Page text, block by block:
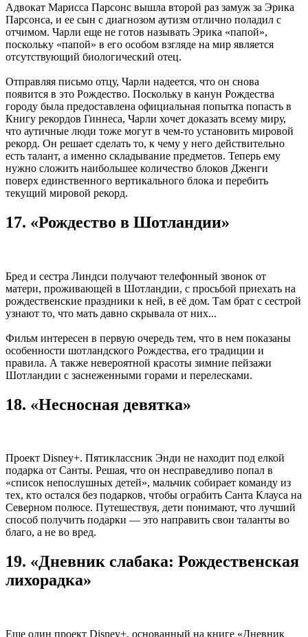
Адвокат Марисса Парсонс вышла второй раз замуж за Эрика
Парсонса, и ее сын с диагнозом аутизм отлично поладил с
отчимом. Чарли еще не готов называть Эрика «папой»,
поскольку «папой» в его особом взгляде на мир является
отсутствующий биологический отец.
Отправляя письмо отцу, Чарли надеется, что он снова
появится в это Рождество. Поскольку в канун Рождества
городу была предоставлена официальная попытка попасть в
Книгу рекордов Гиннеса, Чарли хочет доказать всему миру,
что аутичные люди тоже могут в чем-то установить мировой
рекорд. Он решает сделать то, к чему у него действительно
есть талант, а именно складывание предметов. Теперь ему
нужно сложить наибольшее количество блоков Дженги
поверх единственного вертикального блока и перебить
текущий мировой рекорд.
17. «Рождество в Шотландии»
Бред и сестра Линдси получают телефонный звонок от
матери, проживающей в Шотландии, с просьбой приехать на
рождественские праздники к ней, в её дом. Там брат с сестрой
узнают то, что мать давно скрывала от них...
Фильм интересен в первую очередь тем, что в нем показаны
особенности шотландского Рождества, его традиции и
правила. А также невероятной красоты зимние пейзажи
Шотландии с заснеженными горами и перелесками.
18. «Несносная девятка»
Проект Disney+. Пятиклассник Энди не находит под елкой
подарка от Санты. Решая, что он несправедливо попал в
«список непослушных детей», мальчик собирает команду из
тех, кто остался без подарков, чтобы ограбить Санта Клауса на
Северном полюсе. Путешествуя, дети понимают, что лучший
способ получить подарки — это направить свои таланты во
благо, а не во вред.
19. «Дневник слабака: Рождественская
лихорадка»
Еще один проект Disney+, основанный на книге «Дневник